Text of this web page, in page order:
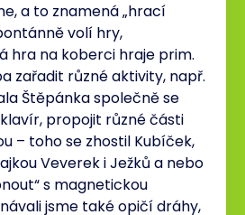
a to znamená „hrací
volí hry,
hra na koberci hraje prim.
zařadit různé aktivity, např.
Štěpánka společně se
propojit různé části
– toho se zhostil Kubíček,
Veverek i Ježků a nebo
s magnetickou
jsme také opičí dráhy,